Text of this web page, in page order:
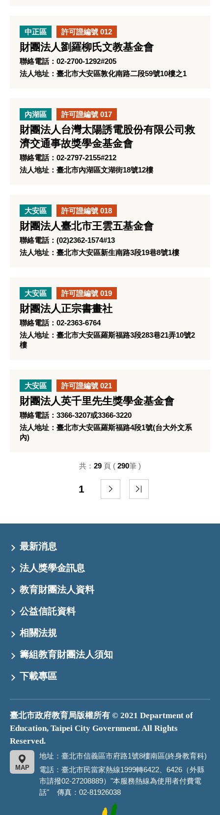
中正區 許可證編號 012
財團法人劉羅柳氏文教基金會
聯絡電話：02-2700-1292#205
法人地址：臺北市大安區敦化南路二段59號10樓之1
內湖區 許可證編號 017
財團法人台灣太陽誘電股份有限公司救
濟交通事故獎學金基金會
聯絡電話：02-2797-2155#212
法人地址：臺北市內湖區文湖街18號12樓
大安區 許可證編號 018
財團法人臺北市王雲五基金會
聯絡電話：(02)2362-1574#13
法人地址：臺北市大安區新生南路3段19巷8號1樓
大安區 許可證編號 019
財團法人正宗書畫社
聯絡電話：02-2363-6764
法人地址：臺北市大安區羅斯福路3段283巷21弄10號2
樓
大安區 許可證編號 021
財團法人英千里先生獎學金基金會
聯絡電話：3366-3207或3366-3220
法人地址：臺北市大安區羅斯福路4段1號(台大外文系
內)
1
共： 29 頁 ( 290筆 )
最新消息
法人獎學金訊息
教育財團法人資料
公益信託資料
相關法規
籌組教育財團法人須知
下載專區
臺北市政府教育局版權所有 © 2021 Department of
Education, Taipei City Government. All Rights
Reserved.
地址：臺北市信義區市府路1號8樓南區(終身教育科)
MAP
電話：臺北市民當家熱線1999轉6422、6426（外縣
市請撥02-27208889）"本服務熱線為使用者付費電
話" 傳真：02-81926038